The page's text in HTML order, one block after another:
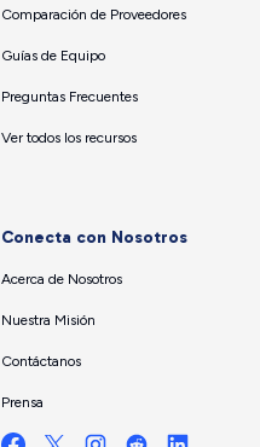
Comparación de Proveedores
Guías de Equipo
Preguntas Frecuentes
Ver todos los recursos
Conecta con Nosotros
Acerca de Nosotros
Nuestra Misión
Contáctanos
Prensa